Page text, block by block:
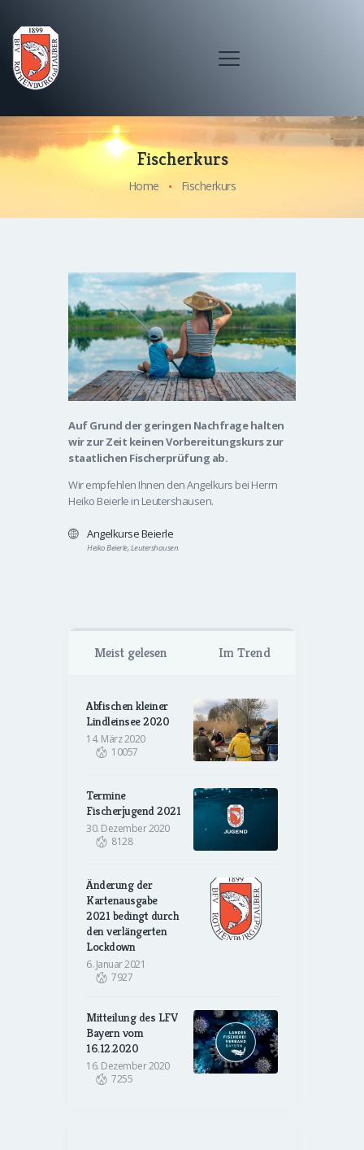
Fischerkurs
Home Fischerkurs
Auf Grund der geringen Nachfrage halten
wir zur Zeit keinen Vorbereitungskurs zur
staatlichen Fischerprüfung ab.
Wir empfehlen Ihnen den Angelkurs bei Herrn
Heiko Beierle in Leutershausen.
Angelkurse Beierle
Heiko Beierle, Leutershausen.
Meist gelesen Im Trend
Abfischen kleiner
Lindleinsee 2020
14. März 2020
10057
Termine
Fischerjugend 2021
30. Dezember 2020
8128
Änderung der
Kartenausgabe
2021 bedingt durch
den verlängerten
Lockdown
6. Januar 2021
7927
Mitteilung des LFV
Bayern vom
16.12.2020
16. Dezember 2020
7255